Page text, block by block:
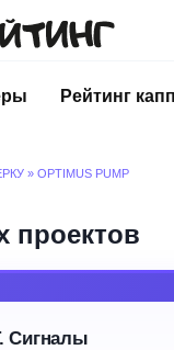
Рейтинг
» OPTIMUS PUMP
проектов
Сигналы